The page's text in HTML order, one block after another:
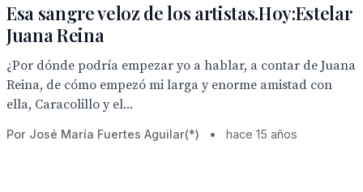
Esa sangre veloz de los artistas.Hoy:Estelar
Juana Reina
¿Por dónde podría empezar yo a hablar, a contar de Juana
Reina, de cómo empezó mi larga y enorme amistad con
ella, Caracolillo y el...
Por José María Fuertes Aguilar(*) • hace 15 años